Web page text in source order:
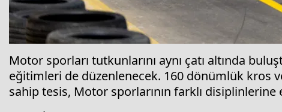
Motor sporları tutkunlarını aynı çatı altında
eğitimleri de düzenlenecek. 160 dönümlük kros
sahip tesis, Motor sporlarının farklı disiplinlerine